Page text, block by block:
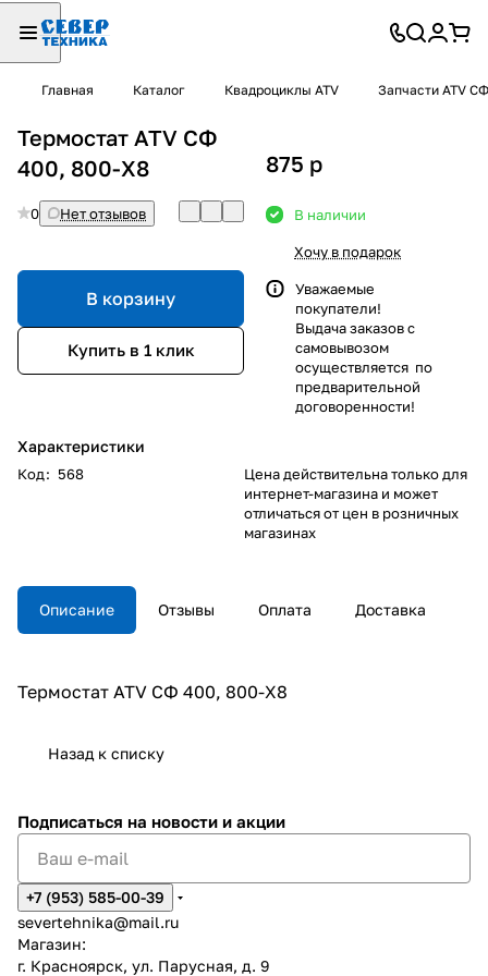
Главная Каталог Квадроциклы ATV Запчасти ATV СФ
Термостат ATV СФ
400, 800-X8
0 Нет отзывов
В корзину
Купить в 1 клик
Характеристики
Код: 568
875 p
В наличии
Хочу в подарок
Уважаемые
покупатели!
Выдача заказов с
самовывозом
осуществляется по
предварительной
договоренности!
Цена действительна только для
интернет-магазина и может
отличаться от цен в розничных
магазинах
Описание Отзывы Оплата Доставка
Термостат ATV СФ 400, 800-X8
Назад к списку
Подписаться на новости и акции
+7 (953) 585-00-39
severtehnika@mail.ru
Магазин:
г. Красноярск, ул. Парусная, д. 9